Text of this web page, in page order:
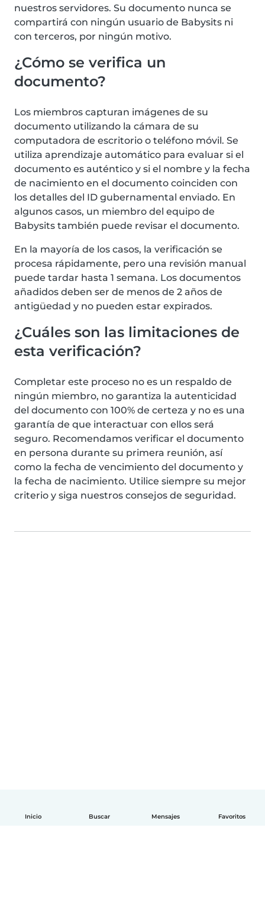
Inicio Buscar Mensajes Favoritos
nuestros servidores. Su documento nunca se
compartirá con ningún usuario de Babysits ni
con terceros, por ningún motivo.
¿Cómo se verifica un
documento?
Los miembros capturan imágenes de su
documento utilizando la cámara de su
computadora de escritorio o teléfono móvil. Se
utiliza aprendizaje automático para evaluar si el
documento es auténtico y si el nombre y la fecha
de nacimiento en el documento coinciden con
los detalles del ID gubernamental enviado. En
algunos casos, un miembro del equipo de
Babysits también puede revisar el documento.
En la mayoría de los casos, la verificación se
procesa rápidamente, pero una revisión manual
puede tardar hasta 1 semana. Los documentos
añadidos deben ser de menos de 2 años de
antigüedad y no pueden estar expirados.
¿Cuáles son las limitaciones de
esta verificación?
Completar este proceso no es un respaldo de
ningún miembro, no garantiza la autenticidad
del documento con 100% de certeza y no es una
garantía de que interactuar con ellos será
seguro. Recomendamos verificar el documento
en persona durante su primera reunión, así
como la fecha de vencimiento del documento y
la fecha de nacimiento. Utilice siempre su mejor
criterio y siga nuestros consejos de seguridad.